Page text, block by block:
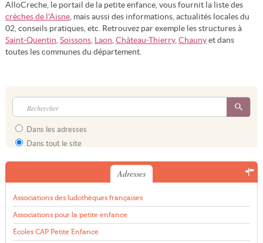
AlloCreche, le portail de la petite enfance, vous fournit la liste des
crèches de l'Aisne, mais aussi des informations, actualités locales du
02, conseils pratiques, etc. Retrouvez par exemple les structures à
Saint-Quentin, Soissons, Laon, Château-Thierry, Chaunyet dans
toutes les communes du département.
Dans les adresses
Dans tout le site
Adresses
Associations des ludothèques françaises
Associations pour la petite enfance
Écoles CAP Petite Enfance